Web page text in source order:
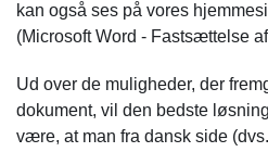
kan også ses på vores
(Microsoft Word - Fastsættelse
Ud over de muligheder, der
dokument, vil den bedste
være, at man fra dansk side